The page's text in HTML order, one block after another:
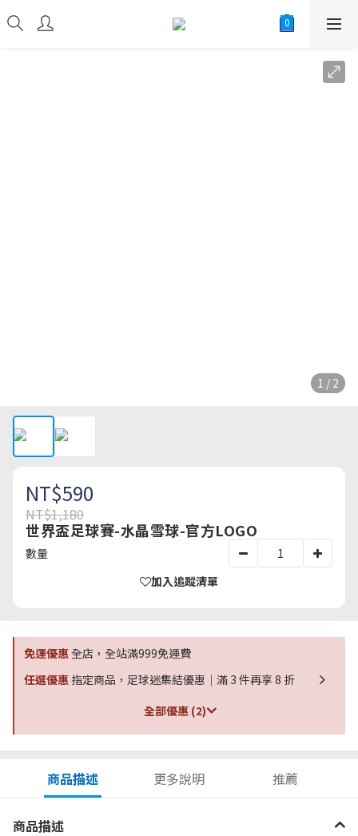
1 / 2
NT$590
NT$1,180
世界盃足球賽-水晶雪球-官方LOGO
數量
加入追蹤清單
免運優惠全店，全站滿999免運費
任選優惠 指定商品，足球迷集結優惠｜滿 3 件再享 8 折
全部優惠 (2)
商品描述 更多說明 推薦
商品描述